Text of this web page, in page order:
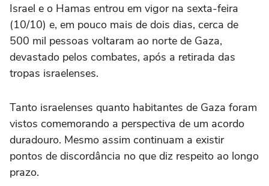
Israel e o Hamas entrou em vigor na sexta-feira
(10/10) e, em pouco mais de dois dias, cerca de
500 mil pessoas voltaram ao norte de Gaza,
devastado pelos combates, após a retirada das
tropas israelenses.
Tanto israelenses quanto habitantes de Gaza foram
vistos comemorando a perspectiva de um acordo
duradouro. Mesmo assim continuam a existir
pontos de discordância no que diz respeito ao longo
prazo.